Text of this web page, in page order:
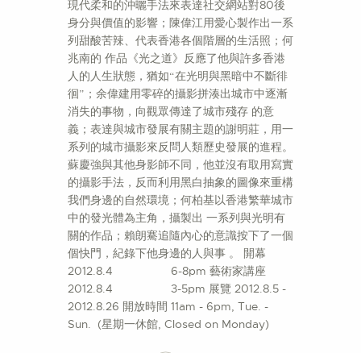
現代柔和的沖曬手法來表達社交網站對80後
身分與價值的影響；陳偉江用愛心製作出一系
列甜酸苦辣、代表香港各個階層的生活照；何
兆南的 作品《光之道》反應了他與許多香港
人的人生狀態，猶如“在光明與黑暗中不斷徘
徊”；余偉建用零碎的攝影拼湊出城市中逐漸
消失的事物，向觀眾傳達了城市殘存 的意
義；表達與城市發展有關主題的謝明莊，用一
系列的城市攝影來反問人類歷史發展的進程。
蘇慶強與其他身影師不同，他並沒有取用寫實
的攝影手法，反而利用黑白抽象的圖像來重構
我們身邊的自然環境；何柏基以香港繁華城市
中的發光體為主角，攝製出 一系列與光明有
關的作品；賴朗騫追隨內心的意識按下了一個
個快門，紀錄下他身邊的人與事 。 開幕
2012.8.4 6-8pm 藝術家講座
2012.8.4 3-5pm 展覽 2012.8.5 -
2012.8.26 開放時間 11am - 6pm, Tue. -
Sun. (星期一休館, Closed on Monday)